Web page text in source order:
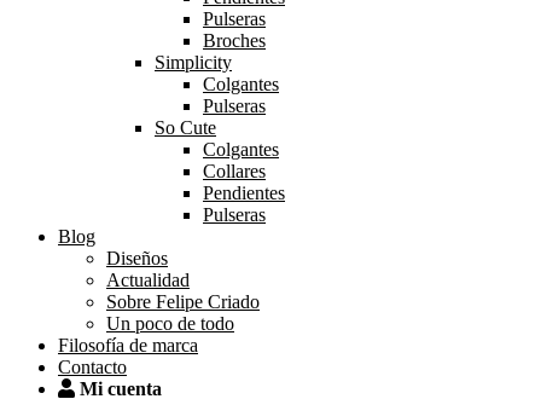
Pulseras
Broches
Simplicity
Colgantes
Pulseras
So Cute
Colgantes
Collares
Pendientes
Pulseras
Blog
Diseños
Actualidad
Sobre Felipe Criado
Un poco de todo
Filosofía de marca
Contacto
Mi cuenta